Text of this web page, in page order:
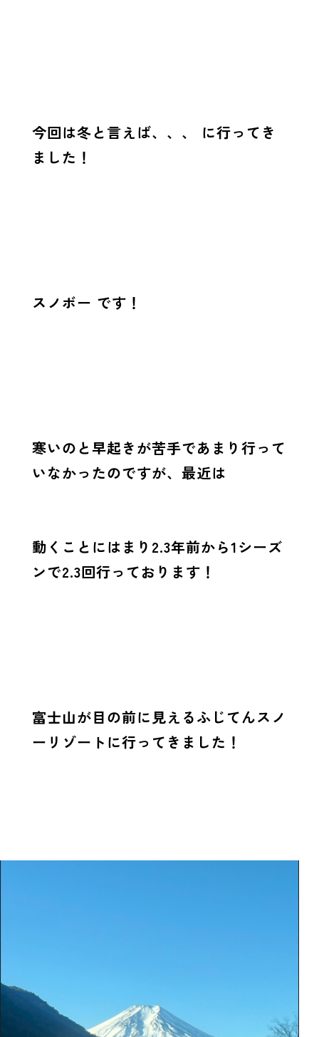
今回は冬と言えば、、、 に行ってき
ました！
スノボー です！
寒いのと早起きが苦手であまり行って
いなかったのですが、最近は
動くことにはまり2.3年前から1シーズ
ンで2.3回行っております！
富士山が目の前に見えるふじてんスノ
ーリゾートに行ってきました！